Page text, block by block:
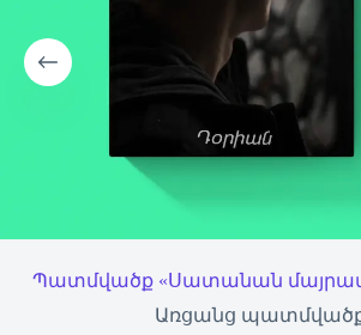
Պատմվածք «Սատանան
Առցանց